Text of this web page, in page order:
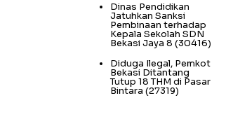
Dinas Pendidikan
Jatuhkan Sanksi
Pembinaan terhadap
Kepala Sekolah SDN
Bekasi Jaya 8 (30416)
Diduga Ilegal, Pemkot
Bekasi Ditantang
Tutup 18 THM di Pasar
Bintara (27319)